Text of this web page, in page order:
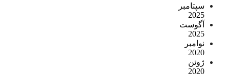
سپتامبر
2025
آگوست
2025
نوامبر
2020
ژوئن
2020